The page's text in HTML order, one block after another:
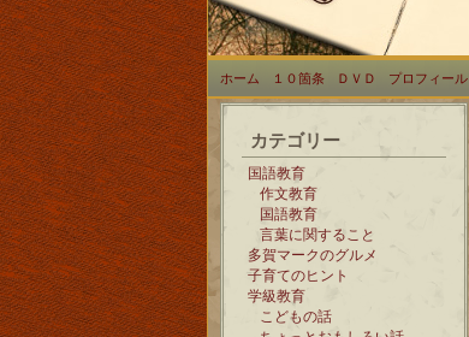
ホーム １０箇条 ＤＶＤ プロフィール
カテゴリー
国語教育
作文教育
国語教育
言葉に関すること
多賀マークのグルメ
子育てのヒント
学級教育
こどもの話